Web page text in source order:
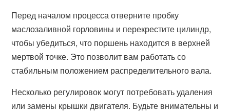
Перед началом процесса отверните пробку
маслозаливной горловины и перекрестите цилиндр,
чтобы убедиться, что поршень находится в верхней
мертвой точке. Это позволит вам работать со
стабильным положением распределительного вала.
Несколько регулировок могут потребовать удаления
или замены крышки двигателя. Будьте внимательны и